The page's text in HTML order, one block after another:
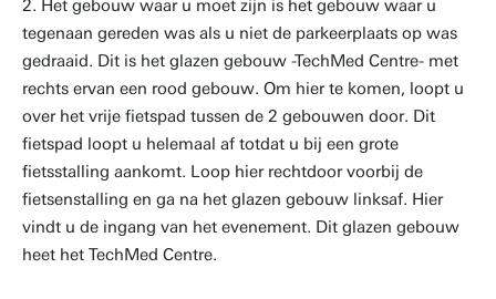
2. Het gebouw waar u moet zijn is het gebouw waar u
tegenaan gereden was als u niet de parkeerplaats op was
gedraaid. Dit is het glazen gebouw -TechMed Centre- met
rechts ervan een rood gebouw. Om hier te komen, loopt u
over het vrije fietspad tussen de 2 gebouwen door. Dit
fietspad loopt u helemaal af totdat u bij een grote
fietsstalling aankomt. Loop hier rechtdoor voorbij de
fietsenstalling en ga na het glazen gebouw linksaf. Hier
vindt u de ingang van het evenement. Dit glazen gebouw
heet het TechMed Centre.